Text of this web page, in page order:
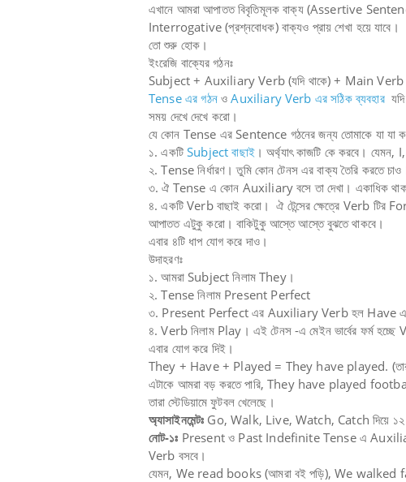
এখানে আমরা আপাতত বিবৃতিমূলক বাক্য (Assertive
Interrogative (প্রশ্নবোধক) বাক্যও প্রায় শেখা হয়ে যাবে।
তো শুরু হোক।
ইংরেজি বাক্যের গঠনঃ
Subject + Auxiliary Verb (যদি থাকে) + Main
Tense এর গঠনওAuxiliary Verb এর সঠিক ব্যবহারযদি
সময় দেখে দেখে করো।
যে কোন Tense এর Sentence গঠনের জন্য তোমাকে যা যা
১. একটিSubject বাছাই। অর্থ্যাৎ কাজটি কে করবে।
২. Tense নির্ধারণ। তুমি কোন টেনস এর বাক্য তৈরি করতে
৩. ঐ Tense এ কোন Auxiliary বসে তা দেখা। একাধিক
৪. একটি Verb বাছাই করো। ঐ টেন্সের ক্ষেত্রে Verb টির
আপাতত এটুকু করো। বাকিটুকু আস্তে আস্তে বুঝতে থাকবে।
এবার ৪টি ধাপ যোগ করে দাও।
উদাহরণঃ
১. আমরা Subject নিলাম They।
২. Tense নিলাম Present Perfect
৩. Present Perfect এর Auxiliary Verb হল Have
৪. Verb নিলাম Play। এই টেনস -এ মেইন ভার্বের ফর্ম
এবার যোগ করে দিই।
They + Have + Played = They have played. (তারা
এটাকে আমরা বড় করতে পারি, They have played
তারা স্টেডিয়ামে ফুটবল খেলেছে।
অ্যাসাইনমেন্টঃ Go, Walk, Live, Watch, Catch দিয়ে ১২
নোট-১ঃ Present ও Past Indefinite Tense এ
Verb বসবে।
যেমন, We read books (আমরা বই পড়ি), We walked